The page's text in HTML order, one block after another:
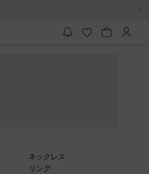
ネックレス
リング